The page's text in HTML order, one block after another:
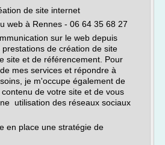
de site internet
web à Rennes - 06 64 35 68 27
sur le web depuis
de création de site
site et de référencement. Pour
mes services et répondre à
je m'occupe également de
de votre site et de vous
utilisation des réseaux sociaux
en place une stratégie de